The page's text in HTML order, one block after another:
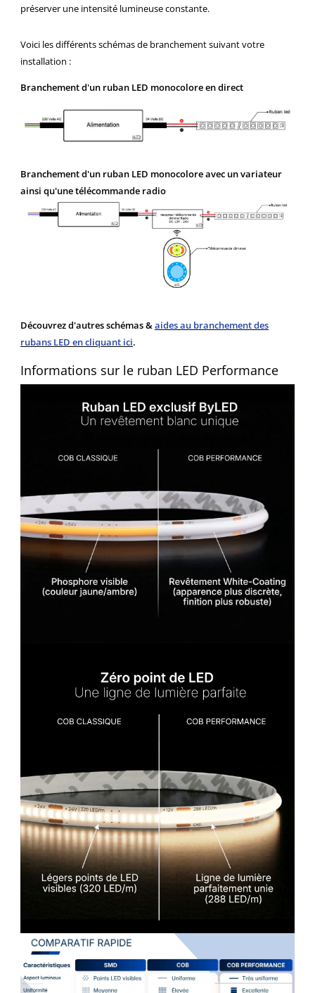
préserver une intensité lumineuse constante.
Voici les différents schémas de branchement suivant votre
installation :
Branchement d'un ruban LED monocolore en direct
Branchement d'un ruban LED monocolore avec un variateur
ainsi qu'une télécommande radio
Découvrez d'autres schémas & aides au branchement des
rubans LED en cliquant ici.
Informations sur le ruban LED Performance